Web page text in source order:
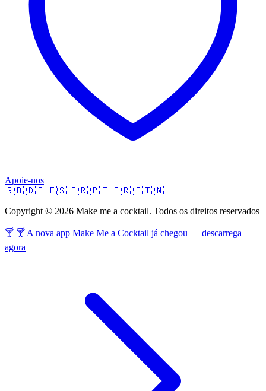
Apoie-nos
🇬🇧 🇩🇪 🇪🇸 🇫🇷 🇵🇹 🇧🇷 🇮🇹 🇳🇱
Copyright © 2026 Make me a cocktail. Todos os direitos reservados
🍸 🍸 A nova app Make Me a Cocktail já chegou — descarrega
agora